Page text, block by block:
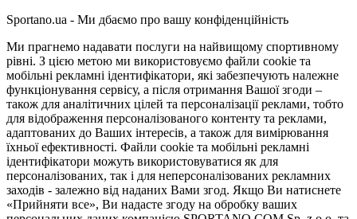
Sportano.ua - Ми дбаємо про вашу конфіденційність
Ми прагнемо надавати послуги на найвищому спортивному
рівні. З цією метою ми використовуємо файли cookie та
мобільні рекламні ідентифікатори, які забезпечують належне
функціонування сервісу, а після отримання Вашої згоди –
також для аналітичних цілей та персоналізації реклами, тобто
для відображення персоналізованого контенту та реклами,
адаптованих до Ваших інтересів, а також для вимірювання
їхньої ефективності. Файли cookie та мобільні рекламні
ідентифікатори можуть використовуватися як для
персоналізованих, так і для неперсоналізованих рекламних
заходів - залежно від наданих Вами згод. Якщо Ви натиснете
«Прийняти все», Ви надасте згоду на обробку ваших